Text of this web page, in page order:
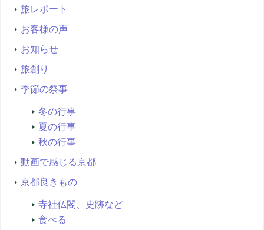
旅レポート
お客様の声
お知らせ
旅創り
季節の祭事
冬の行事
夏の行事
秋の行事
動画で感じる京都
京都良きもの
寺社仏閣、史跡など
食べる